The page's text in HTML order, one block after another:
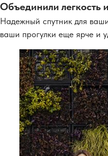
Объединили легкость
Надежный спутник для
ваши прогулки еще ярче и